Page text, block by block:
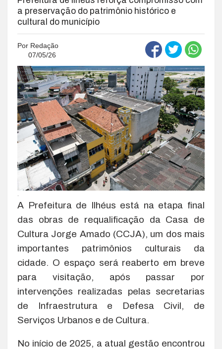
a preservação do patrimônio histórico e
cultural do município
Por Redação
07/05/26
A Prefeitura de Ilhéus está na etapa final
das obras de requalificação da Casa de
Cultura Jorge Amado (CCJA), um dos mais
importantes patrimônios culturais da
cidade. O espaço será reaberto em breve
para visitação, após passar por
intervenções realizadas pelas secretarias
de Infraestrutura e Defesa Civil, de
Serviços Urbanos e de Cultura.
No início de 2025, a atual gestão encontrou